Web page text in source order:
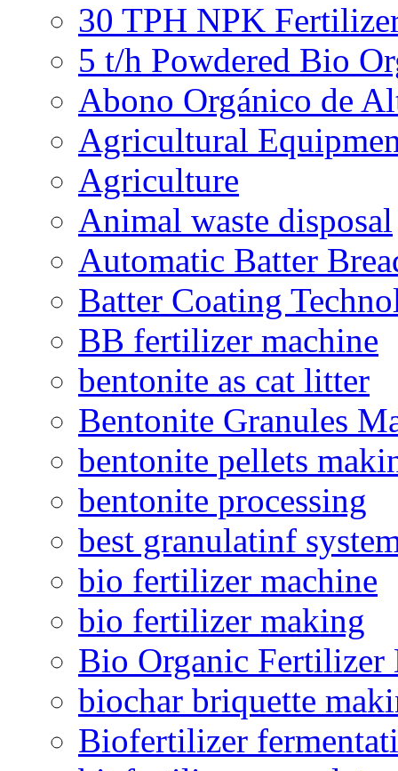
30 TPH NPK
5 t/h Powdered Bio
Abono Orgánico de
Agricultural
Agriculture
Animal waste disposal
Automatic Batter
Batter Coating
BB fertilizer machine
bentonite as cat litter
Bentonite Granules
bentonite pellets
bentonite processing
best granulatinf
bio fertilizer machine
bio fertilizer making
Bio Organic Fertilizer
biochar briquette
Biofertilizer